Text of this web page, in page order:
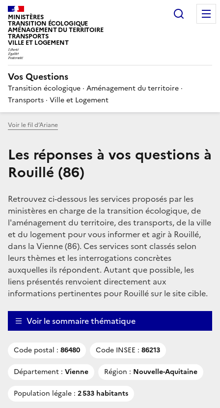
MINISTÈRES
TRANSITION ÉCOLOGIQUE
AMÉNAGEMENT DU TERRITOIRE
TRANSPORTS
VILLE ET LOGEMENT
Vos Questions
Transition écologique · Aménagement du territoire ·
Transports · Ville et Logement
Voir le fil d’Ariane
Les réponses à vos questions à
Rouillé (86)
Retrouvez ci-dessous les services proposés par les
ministères en charge de la transition écologique, de
l'aménagement du territoire, des transports, de la ville
et du logement pour vous informer et agir à Rouillé,
dans la Vienne (86). Ces services sont classés selon
leurs thèmes et les interrogations concrètes
auxquelles ils répondent. Autant que possible, les
liens présentés renvoient directement aux
informations pertinentes pour Rouillé sur le site cible.
Voir le sommaire thématique
Code postal : 86480 Code INSEE : 86213
Département : Vienne Région : Nouvelle-Aquitaine
Population légale : 2 533 habitants